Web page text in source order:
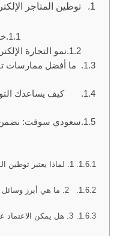
توطين المتاجر
نمو التجارة
ما أفضل ممارسات
كيف يساعدك
سعودي سوفت: نضمن
1. لماذا يعتبر
2. ما هي أبرز
3. هل يمكن الاعتماد